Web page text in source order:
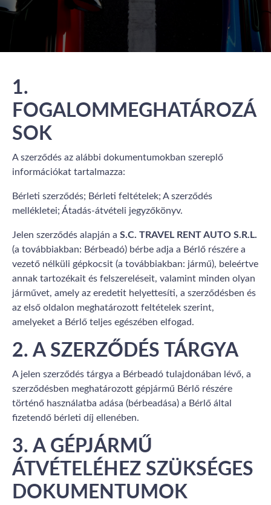
1.
FOGALOMMEGHATÁROZÁ
SOK
A szerződés az alábbi dokumentumokban szereplő
információkat tartalmazza:
Bérleti szerződés; Bérleti feltételek; A szerződés
mellékletei; Átadás-átvételi jegyzőkönyv.
Jelen szerződés alapján a S.C. TRAVEL RENT AUTO S.R.L.
(a továbbiakban: Bérbeadó) bérbe adja a Bérlő részére a
vezető nélküli gépkocsit (a továbbiakban: jármű), beleértve
annak tartozékait és felszereléseit, valamint minden olyan
járművet, amely az eredetit helyettesíti, a szerződésben és
az első oldalon meghatározott feltételek szerint,
amelyeket a Bérlő teljes egészében elfogad.
2. A SZERZŐDÉS TÁRGYA
A jelen szerződés tárgya a Bérbeadó tulajdonában lévő, a
szerződésben meghatározott gépjármű Bérlő részére
történő használatba adása (bérbeadása) a Bérlő által
fizetendő bérleti díj ellenében.
3. A GÉPJÁRMŰ
ÁTVÉTELÉHEZ SZÜKSÉGES
DOKUMENTUMOK